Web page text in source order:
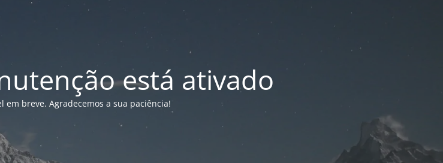
está ativado
em breve. Agradecemos a sua paciência!